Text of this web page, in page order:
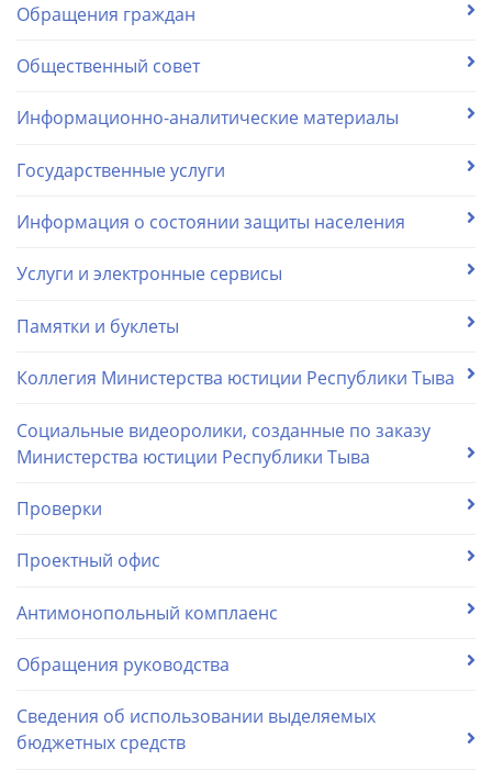
Обращения граждан
Общественный совет
Информационно-аналитические материалы
Государственные услуги
Информация о состоянии защиты населения
Услуги и электронные сервисы
Памятки и буклеты
Коллегия Министерства юстиции Республики Тыва
Социальные видеоролики, созданные по заказу
Министерства юстиции Республики Тыва
Проверки
Проектный офис
Антимонопольный комплаенс
Обращения руководства
Сведения об использовании выделяемых
бюджетных средств